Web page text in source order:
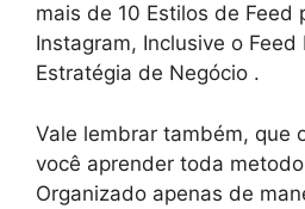
mais de 10 Estilos de Feed
Instagram, Inclusive o
Estratégia de Negócio .
Vale lembrar também, que
você aprender toda
Organizado apenas de